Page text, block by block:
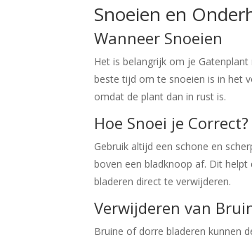
Snoeien en
Wanneer Snoeien
Het is belangrijk om je
beste tijd om te snoeien is in het
omdat de plant dan in rust is.
Hoe Snoei je Correct?
Gebruik altijd een schone en
boven een bladknoop af. Dit
bladeren direct te verwijderen.
Verwijderen van
Bruine of dorre bladeren kunnen